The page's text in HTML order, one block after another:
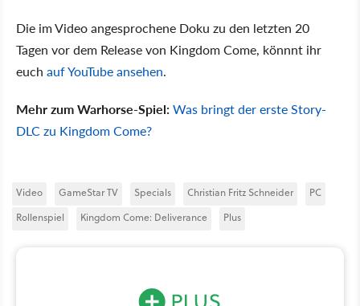
Die im Video angesprochene Doku zu den letzten 20
Tagen vor dem Release von Kingdom Come, könnnt ihr
euch auf YouTube ansehen.
Mehr zum Warhorse-Spiel:Was bringt der erste Story-
DLC zu Kingdom Come?
Video GameStar TV Specials Christian Fritz Schneider
PC
Rollenspiel
Kingdom Come: Deliverance Plus